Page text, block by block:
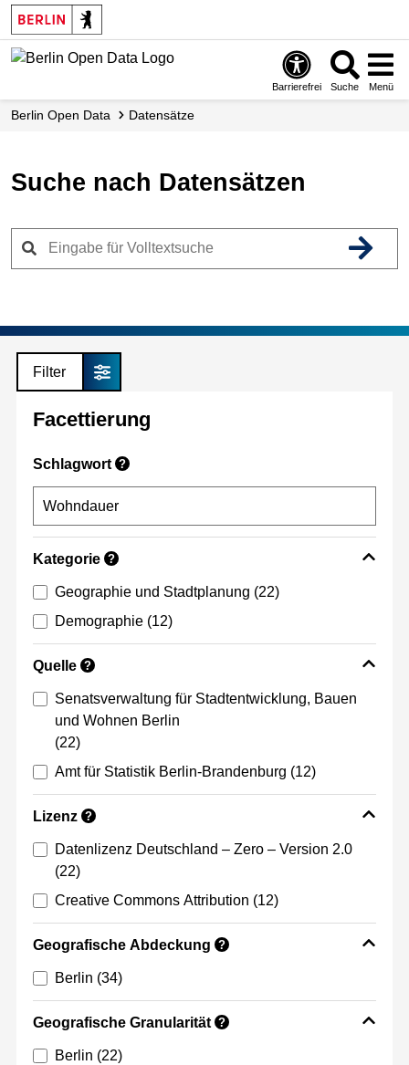
Skip
to
main
Barrierefrei Suche Menü
Berlin Open Data Datensätze
Suche nach Datensätzen
Filter
Facettierung
Schlagwort ?
Kategorie ?
Geographie und Stadtplanung (22)
Demographie (12)
Quelle ?
Senatsverwaltung für Stadtentwicklung, Bauen
und Wohnen Berlin
(22)
Amt für Statistik Berlin-Brandenburg (12)
Lizenz ?
Datenlizenz Deutschland – Zero – Version 2.0
(22)
Creative Commons Attribution (12)
Geografische Abdeckung ?
Berlin (34)
Geografische Granularität ?
Berlin (22)